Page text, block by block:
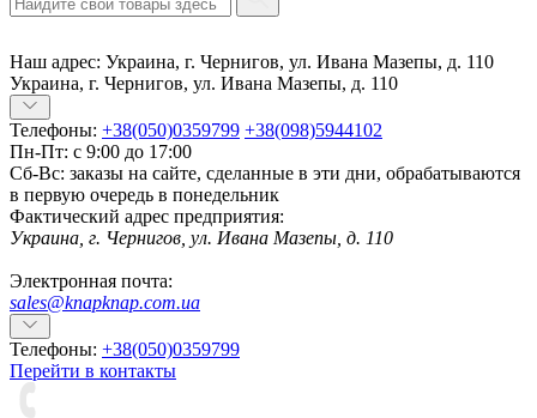
Наш адрес: Украина, г. Чернигов, ул. Ивана Мазепы, д. 110
Украина, г. Чернигов, ул. Ивана Мазепы, д. 110
Телефоны: +38(050)0359799 +38(098)5944102
Пн-Пт: с 9:00 до 17:00
Сб-Вс: заказы на сайте, сделанные в эти дни, обрабатываются
в первую очередь в понедельник
Фактический адрес предприятия:
Украина, г. Чернигов, ул. Ивана Мазепы, д. 110
Электронная почта:
sales@knapknap.com.ua
Телефоны: +38(050)0359799
Перейти в контакты